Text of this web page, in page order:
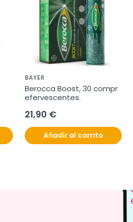
BAYER
Berocca Boost, 30 compr
efervescentes.
21,90 €
Añadir al carrito